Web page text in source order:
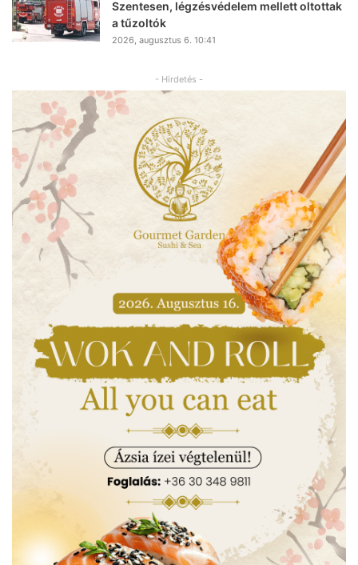
Szentesen, légzésvédelem mellett oltottak
a tűzoltók
2026, augusztus 6. 10:41
- Hirdetés -